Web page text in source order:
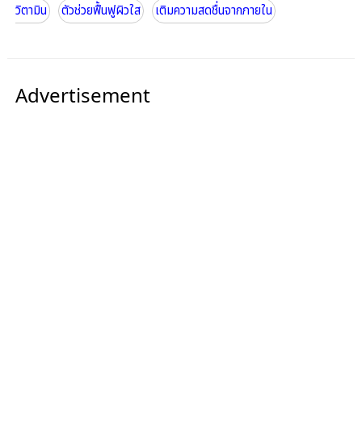
วิตามิน
ตัวช่วยฟื้นฟูผิวใส เติมความสดชื่นจากภายใน
Advertisement